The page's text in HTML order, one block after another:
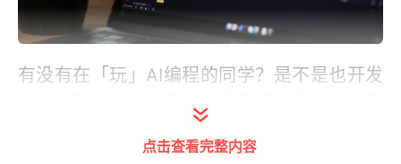
有没有在「玩」AI编程的同学？是不是也开发
了不少酷炫的小工具，但最后都只是躺在自己
点击查看完整内容